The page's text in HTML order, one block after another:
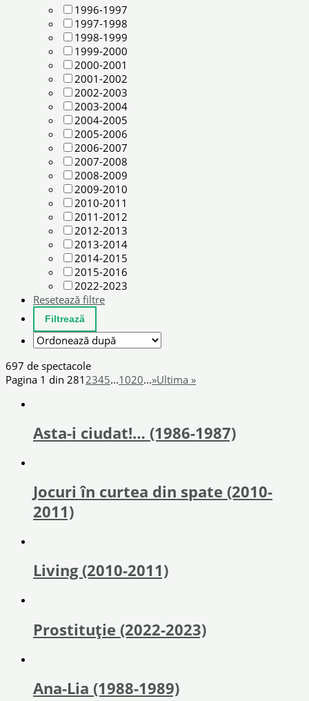
1996-1997
1997-1998
1998-1999
1999-2000
2000-2001
2001-2002
2002-2003
2003-2004
2004-2005
2005-2006
2006-2007
2007-2008
2008-2009
2009-2010
2010-2011
2011-2012
2012-2013
2013-2014
2014-2015
2015-2016
2022-2023
Resetează filtre
697 de spectacole
Pagina 1 din 281 2345...1020...»Ultima »
Asta-i ciudat!… (1986-1987)
Jocuri în curtea din spate (2010-
2011)
Living (2010-2011)
Prostituție (2022-2023)
Ana-Lia (1988-1989)